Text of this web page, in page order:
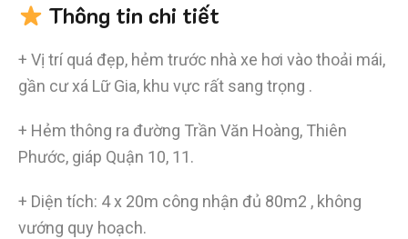
Thông tin chi tiết
+ Vị trí quá đẹp, hẻm trước nhà xe hơi vào thoải mái,
gần cư xá Lữ Gia, khu vực rất sang trọng .
+ Hẻm thông ra đường Trần Văn Hoàng, Thiên
Phước, giáp Quận 10, 11.
+ Diện tích: 4 x 20m công nhận đủ 80m2 , không
vướng quy hoạch.